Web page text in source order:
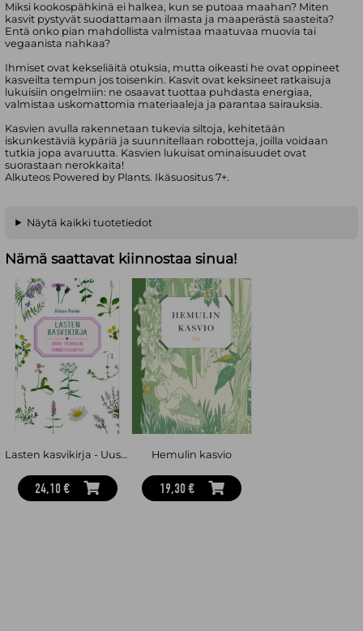
Miksi kookospähkinä ei halkea, kun se putoaa maahan? Miten
kasvit pystyvät suodattamaan ilmasta ja maaperästä saasteita?
Entä onko pian mahdollista valmistaa maatuvaa muovia tai
vegaanista nahkaa?
Ihmiset ovat kekseliäitä otuksia, mutta oikeasti he ovat oppineet
kasveilta tempun jos toisenkin. Kasvit ovat keksineet ratkaisuja
lukuisiin ongelmiin: ne osaavat tuottaa puhdasta energiaa,
valmistaa uskomattomia materiaaleja ja parantaa sairauksia.
Kasvien avulla rakennetaan tukevia siltoja, kehitetään
iskunkestäviä kypäriä ja suunnitellaan robotteja, joilla voidaan
tutkia jopa avaruutta. Kasvien lukuisat ominaisuudet ovat
suorastaan nerokkaita!
Alkuteos Powered by Plants. Ikäsuositus 7+.
Näytä kaikki tuotetiedot
Nämä saattavat kiinnostaa sinua!
Lasten kasvikirja - Uusi laajennettu painos
24,10 €
Hemulin kasvio
19,30 €